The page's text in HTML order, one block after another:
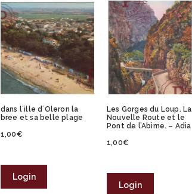
dans l´ille d´Oleron la
bree et sa belle plage
1,00€
Login
Les Gorges du Loup. La
Nouvelle Route et le
Pont de l’Abime. – Adia
1,00€
Login